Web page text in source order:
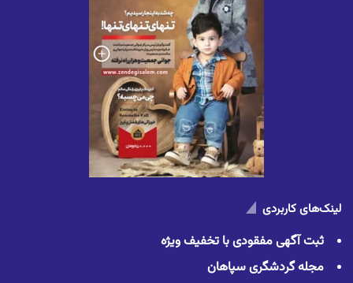
لینک‌های کاربردی
ثبت آگهی مفقودی با تخفیف ویژه
مجله گردشگری سپاهان